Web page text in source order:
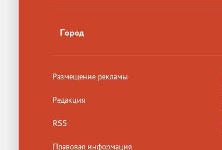
Город
Размещение рекламы
Редакция
RSS
Правовая информация